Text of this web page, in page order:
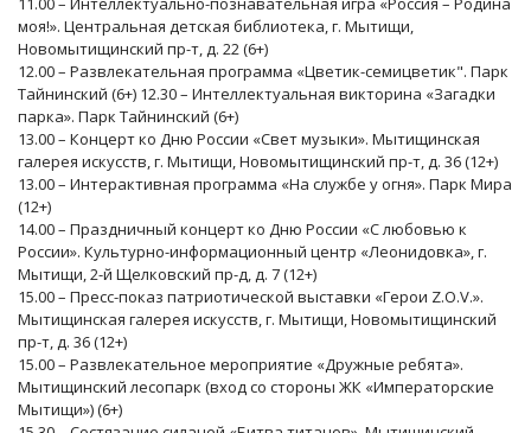
моя!». Центральная детская библиотека, г. Мытищи,
Новомытищинский пр-т, д. 22 (6+)
12.00 – Развлекательная программа «Цветик-семицветик". Парк
Тайнинский (6+) 12.30 – Интеллектуальная викторина «Загадки
парка». Парк Тайнинский (6+)
13.00 – Концерт ко Дню России «Свет музыки». Мытищинская
галерея искусств, г. Мытищи, Новомытищинский пр-т, д. 36 (12+)
13.00 – Интерактивная программа «На службе у огня». Парк Мира
(12+)
14.00 – Праздничный концерт ко Дню России «С любовью к
России». Культурно-информационный центр «Леонидовка», г.
Мытищи, 2-й Щелковский пр-д, д. 7 (12+)
15.00 – Пресс-показ патриотической выставки «Герои Z.O.V.».
Мытищинская галерея искусств, г. Мытищи, Новомытищинский
пр-т, д. 36 (12+)
15.00 – Развлекательное мероприятие «Дружные ребята».
Мытищинский лесопарк (вход со стороны ЖК «Императорские
Мытищи») (6+)